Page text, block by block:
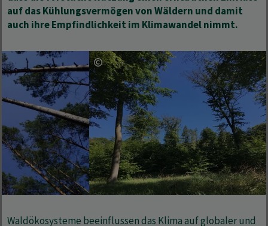
auf das Kühlungsvermögen von Wäldern und damit
auch ihre Empfindlichkeit im Klimawandel nimmt.
Waldökosysteme beeinflussen das Klima auf globaler und